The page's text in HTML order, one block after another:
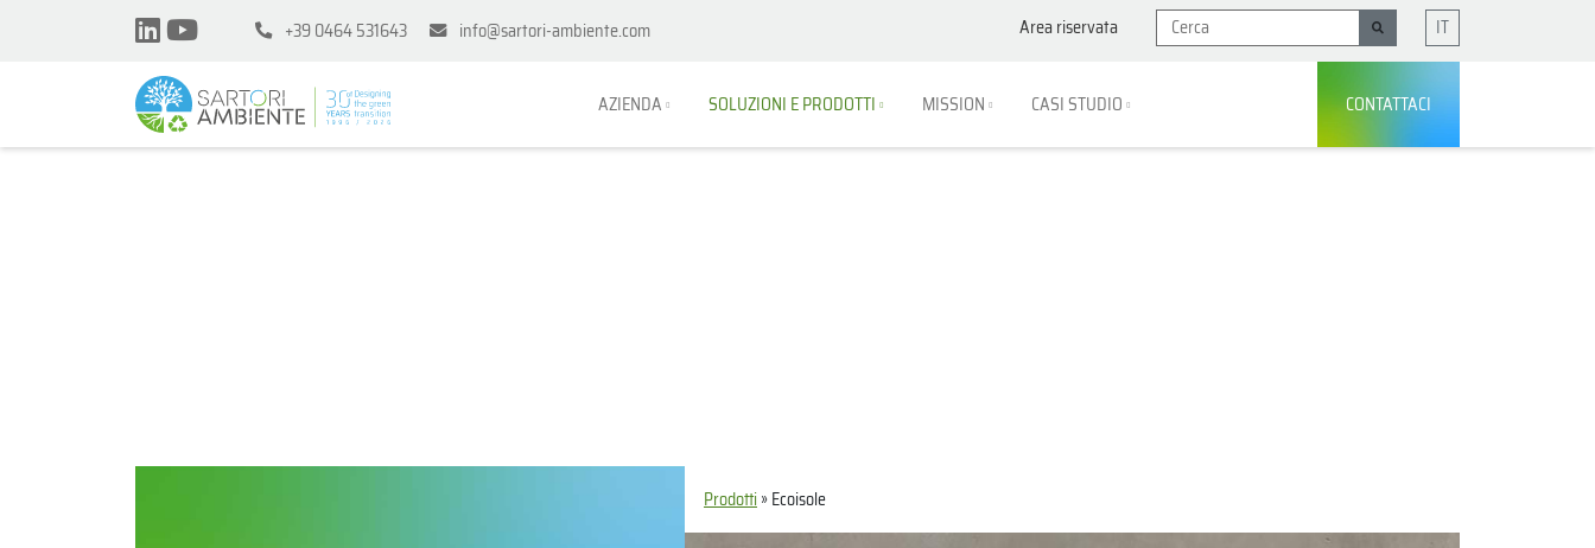
+39 0464 531643 info@sartori-ambiente.com Area riservata IT
AZIENDA SOLUZIONI E PRODOTTI MISSION CASI STUDIO CONTATTACI
Prodotti»Ecoisole